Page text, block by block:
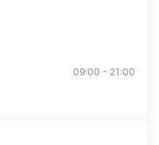
09:00 - 21:00